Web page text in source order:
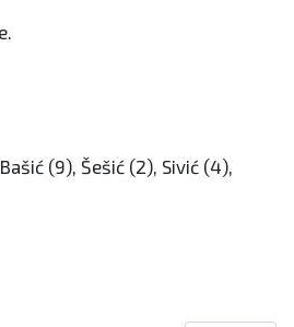
(9), Šešić (2), Sivić (4),